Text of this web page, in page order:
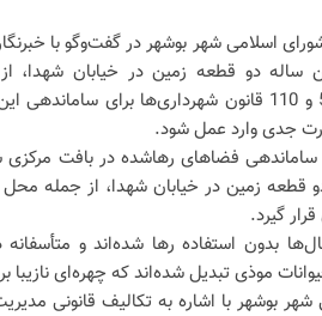
اسلامی شهر بوشهر در گفت‌وگو با
ساله دو قطعه زمین در خیابان شهدا،
خواست بر اساس مواد 55 و 110 قانون شهرداری‌ها برای
جدی وارد عمل شود.
ساماندهی فضاهای رهاشده در بافت مرکزی
قطعه زمین در خیابان شهدا، از جمله
گیرد.
بدون استفاده رها شده‌اند و
موذی تبدیل شده‌اند که چهره‌ای نازیبا